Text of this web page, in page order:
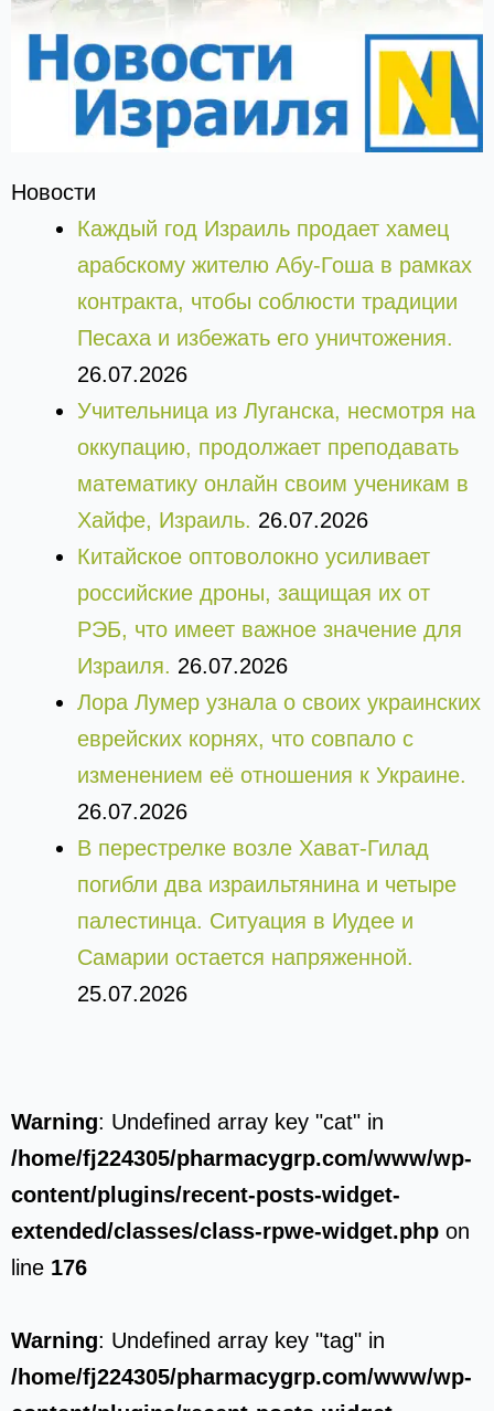
Новости
Каждый год Израиль продает хамец
арабскому жителю Абу-Гоша в рамках
контракта, чтобы соблюсти традиции
Песаха и избежать его уничтожения.
26.07.2026
Учительница из Луганска, несмотря на
оккупацию, продолжает преподавать
математику онлайн своим ученикам в
Хайфе, Израиль. 26.07.2026
Китайское оптоволокно усиливает
российские дроны, защищая их от
РЭБ, что имеет важное значение для
Израиля. 26.07.2026
Лора Лумер узнала о своих украинских
еврейских корнях, что совпало с
изменением её отношения к Украине.
26.07.2026
В перестрелке возле Хават-Гилад
погибли два израильтянина и четыре
палестинца. Ситуация в Иудее и
Самарии остается напряженной.
25.07.2026
Warning: Undefined array key "cat" in
/home/fj224305/pharmacygrp.com/www/wp-
content/plugins/recent-posts-widget-
extended/classes/class-rpwe-widget.php on
line 176
Warning: Undefined array key "tag" in
/home/fj224305/pharmacygrp.com/www/wp-